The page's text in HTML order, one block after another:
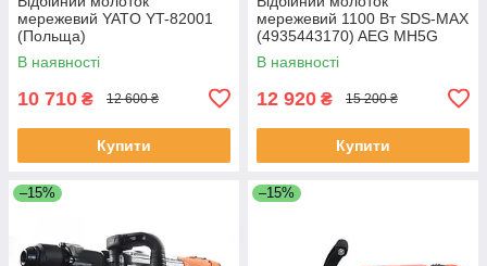
мережевий YATO YT-82001
(Польща)
В наявності
10 710 ₴ 12 600 ₴
Купити
мережевий 1100 Вт SDS-MAX
(4935443170) AEG MH5G
(Німеччина)
В наявності
12 920 ₴ 15 200 ₴
Купити
–15% –15%